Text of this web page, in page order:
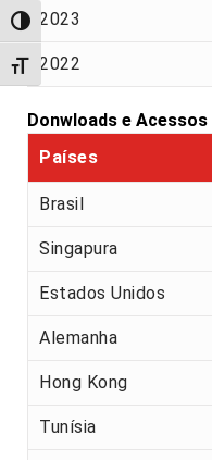
Alternar alto contraste
Alternar tamanho da fonte
2023
2022
Donwloads e
Países
Brasil
Singapura
Estados Unidos
Alemanha
Hong Kong
Tunísia